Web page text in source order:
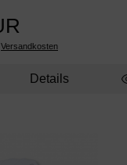
Versandkosten
Details